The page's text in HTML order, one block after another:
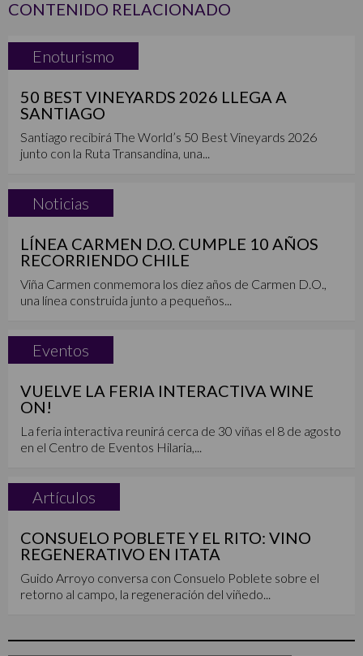
CONTENIDO RELACIONADO
Enoturismo
50 BEST VINEYARDS 2026 LLEGA A
SANTIAGO
Santiago recibirá The World’s 50 Best Vineyards 2026
junto con la Ruta Transandina, una...
Noticias
LÍNEA CARMEN D.O. CUMPLE 10 AÑOS
RECORRIENDO CHILE
Viña Carmen conmemora los diez años de Carmen D.O.,
una línea construida junto a pequeños...
Eventos
VUELVE LA FERIA INTERACTIVA WINE
ON!
La feria interactiva reunirá cerca de 30 viñas el 8 de agosto
en el Centro de Eventos Hilaria,...
Artículos
CONSUELO POBLETE Y EL RITO: VINO
REGENERATIVO EN ITATA
Guido Arroyo conversa con Consuelo Poblete sobre el
retorno al campo, la regeneración del viñedo...